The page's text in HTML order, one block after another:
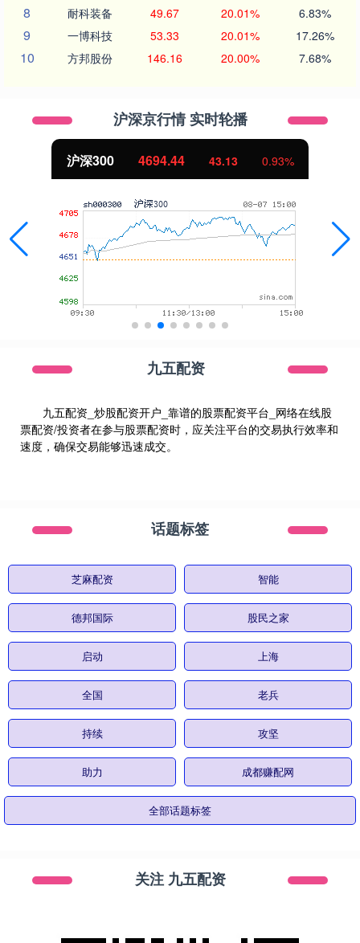
8 耐科装备 49.67 20.01% 6.83%
9 一博科技 53.33 20.01% 17.26%
10 方邦股份 146.16 20.00% 7.68%
沪深京行情 实时轮播
0.93% 北证50 1134.24
九五配资
九五配资_炒股配资开户_靠谱的股票配资平台_网络在线股
票配资/投资者在参与股票配资时，应关注平台的交易执行效率和
速度，确保交易能够迅速成交。
话题标签
芝麻配资 智能
德邦国际 股民之家
启动 上海
全国 老兵
持续 攻坚
助力 成都赚配网
全部话题标签
关注 九五配资